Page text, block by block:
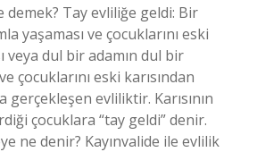
demek? Tay evliliğe geldi: Bir
yaşaması ve çocuklarını eski
veya dul bir adamın dul bir
çocuklarını eski karısından
gerçekleşen evliliktir. Karısının
çocuklara “tay geldi” denir.
ne denir? Kayınvalide ile evlilik